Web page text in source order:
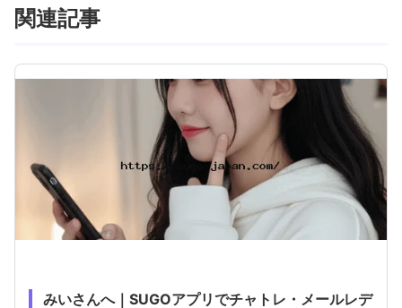
関連記事
みいさんへ｜SUGOアプリでチャトレ・メールレデ